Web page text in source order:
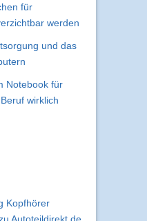
für
werden
und das
Notebook für
wirklich
Kopfhörer
Autoteildirekt.de